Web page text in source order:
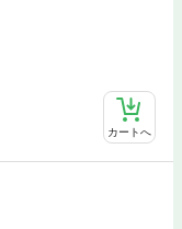
カートへ